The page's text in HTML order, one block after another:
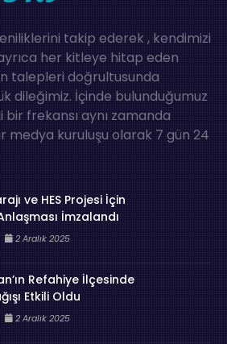
takip ederek , kendimizi
her kitleye hitap eden
talepleri doğrultusunda
dileğimiz. İçinde bulunduğumuz
frekansı aynı zamanda
medya kuruluşu olarak 7 gün 24
ve HES Projesi İçin
İmzalandı
2 Aralık 2025
Refahiye İlçesinde
Etkili Oldu
2 Aralık 2025